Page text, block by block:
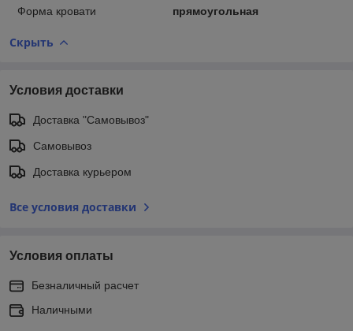
Форма кровати
прямоугольная
Скрыть
Условия доставки
Доставка "Самовывоз"
Самовывоз
Доставка курьером
Все условия доставки
Условия оплаты
Безналичный расчет
Наличными